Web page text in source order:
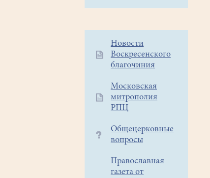
Дополнительное
меню
Новости
Воскресенского
благочиния
Московская
митрополия
РПЦ
Общецерковные
вопросы
Православная
газета от